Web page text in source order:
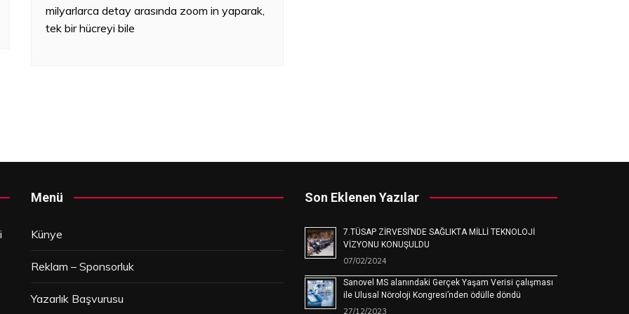
milyarlarca detay arasında zoom in yaparak,
tek bir hücreyi bile
Menü
Künye
Reklam – Sponsorluk
Yazarlık Başvurusu
Son Eklenen Yazılar
7.TÜSAP ZİRVESİ’NDE SAĞLIKTA MİLLİ TEKNOLOJİ
VİZYONU KONUŞULDU
07/02/2024
Sanovel MS alanındaki Gerçek Yaşam Verisi çalışması
ile Ulusal Nöroloji Kongresi’nden ödülle döndü
27/12/2023